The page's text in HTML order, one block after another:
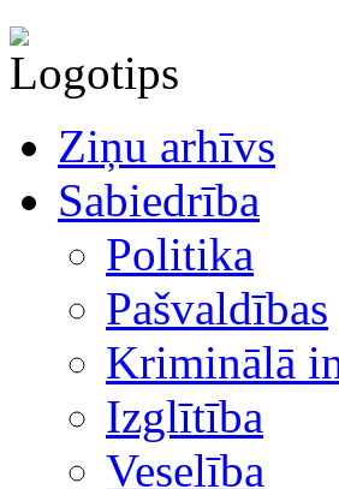
Ziņu arhīvs
Sabiedrība
Politika
Pašvaldības
Kriminālā
Izglītība
Veselība